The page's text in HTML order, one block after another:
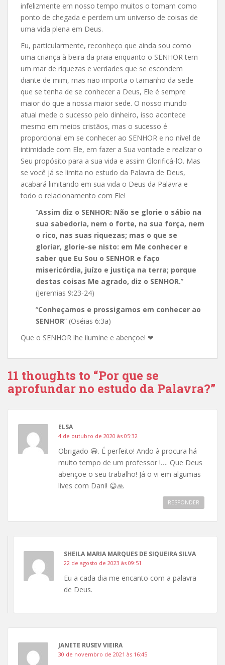
infelizmente em nosso tempo muitos o tomam como
ponto de chegada e perdem um universo de coisas de
uma vida plena em Deus.
Eu, particularmente, reconheço que ainda sou como
uma criança à beira da praia enquanto o SENHOR tem
um mar de riquezas e verdades que se escondem
diante de mim, mas não importa o tamanho da sede
que se tenha de se conhecer a Deus, Ele é sempre
maior do que a nossa maior sede. O nosso mundo
atual mede o sucesso pelo dinheiro, isso acontece
mesmo em meios cristãos, mas o sucesso é
proporcional em se conhecer ao SENHOR e no nível de
intimidade com Ele, em fazer a Sua vontade e realizar o
Seu propósito para a sua vida e assim Glorificá-lO. Mas
se você já se limita no estudo da Palavra de Deus,
acabará limitando em sua vida o Deus da Palavra e
todo o relacionamento com Ele!
“Assim diz o SENHOR: Não se glorie o sábio na
sua sabedoria, nem o forte, na sua força, nem
o rico, nas suas riquezas; mas o que se
gloriar, glorie-se nisto: em Me conhecer e
saber que Eu Sou o SENHOR e faço
misericórdia, juízo e justiça na terra; porque
destas coisas Me agrado, diz o SENHOR.”
(Jeremias 9:23-24)
“Conheçamos e prossigamos em conhecer ao
SENHOR” (Oséias 6:3a)
Que o SENHOR lhe ilumine e abençoe! ❤
11 thoughts to “Por que se
aprofundar no estudo da Palavra?”
ELSA
4 de outubro de 2020 às 05:32
Obrigado 😃. É perfeito! Ando à procura há
muito tempo de um professor !…. Que Deus
abençoe o seu trabalho! Já o vi em algumas
lives com Dani! 😃🙏
RESPONDER
SHEILA MARIA MARQUES DE SIQUEIRA SILVA
22 de agosto de 2023 às 09:51
Eu a cada dia me encanto com a palavra
de Deus.
JANETE RUSEV VIEIRA
30 de novembro de 2021 às 16:45